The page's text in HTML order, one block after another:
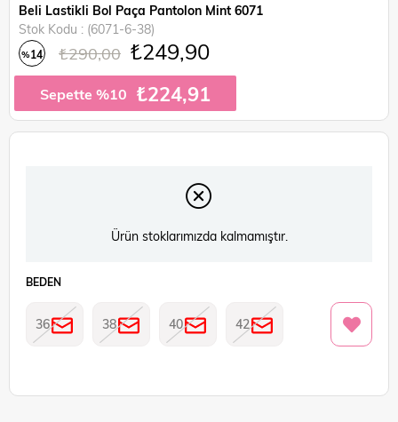
Beli Lastikli Bol Paça Pantolon Mint 6071
Stok Kodu
(6071-6-38)
%14 ₺290,00 ₺249,90
Sepette %10 ₺224,91
Ürün stoklarımızda kalmamıştır.
BEDEN
36 38 40 42